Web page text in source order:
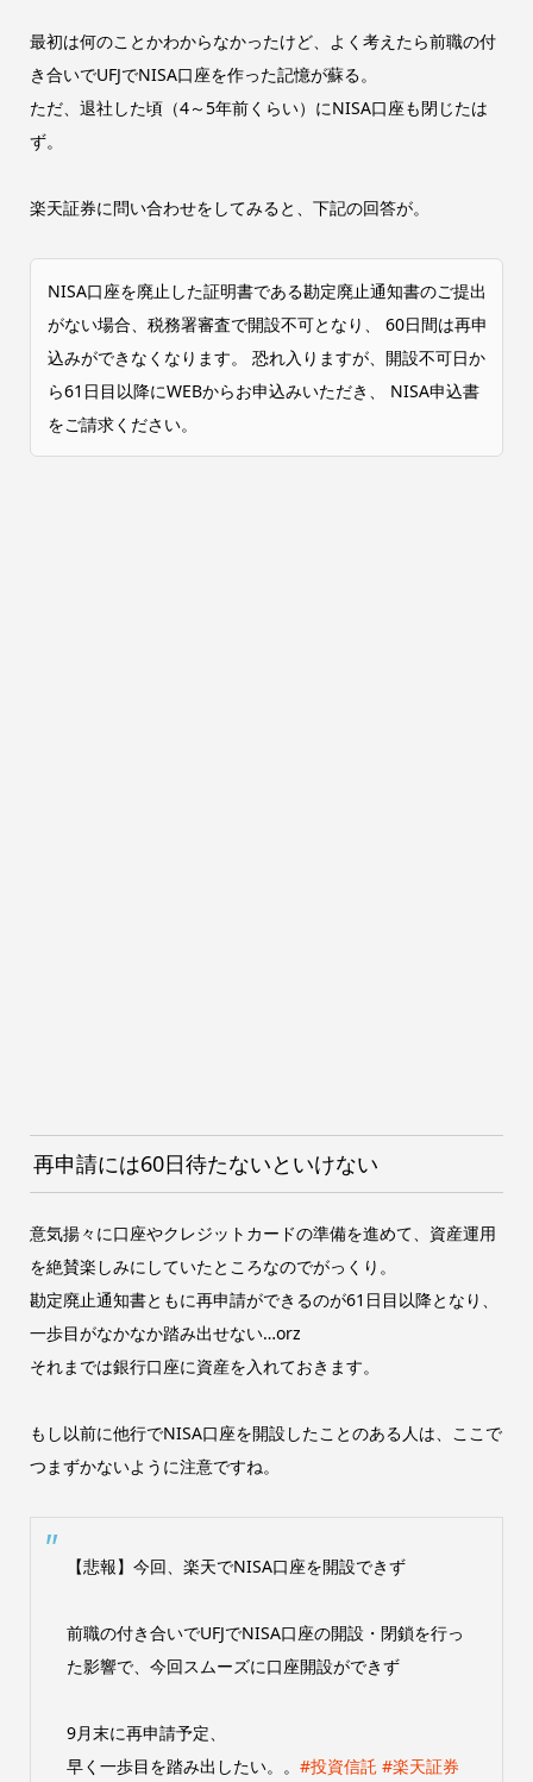
最初は何のことかわからなかったけど、よく考えたら前職の付
き合いでUFJでNISA口座を作った記憶が蘇る。
ただ、退社した頃（4～5年前くらい）にNISA口座も閉じたは
ず。
楽天証券に問い合わせをしてみると、下記の回答が。
NISA口座を廃止した証明書である勘定廃止通知書のご提出
がない場合、税務署審査で開設不可となり、 60日間は再申
込みができなくなります。 恐れ入りますが、開設不可日か
ら61日目以降にWEBからお申込みいただき、 NISA申込書
をご請求ください。
再申請には60日待たないといけない
意気揚々に口座やクレジットカードの準備を進めて、資産運用
を絶賛楽しみにしていたところなのでがっくり。
勘定廃止通知書ともに再申請ができるのが61日目以降となり、
一歩目がなかなか踏み出せない…orz
それまでは銀行口座に資産を入れておきます。
もし以前に他行でNISA口座を開設したことのある人は、ここで
つまずかないように注意ですね。
【悲報】今回、楽天でNISA口座を開設できず
前職の付き合いでUFJでNISA口座の開設・閉鎖を行っ
た影響で、今回スムーズに口座開設ができず
9月末に再申請予定、
早く一歩目を踏み出したい。。 #投資信託 #楽天証券